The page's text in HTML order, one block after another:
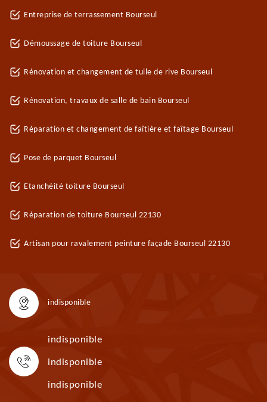
Entreprise de terrassement Bourseul
Démoussage de toiture Bourseul
Rénovation et changement de tuile de rive Bourseul
Rénovation, travaux de salle de bain Bourseul
Réparation et changement de faîtière et faîtage Bourseul
Pose de parquet Bourseul
Etanchéité toiture Bourseul
Réparation de toiture Bourseul 22130
Artisan pour ravalement peinture façade Bourseul 22130
indisponible
indisponible
indisponible
indisponible